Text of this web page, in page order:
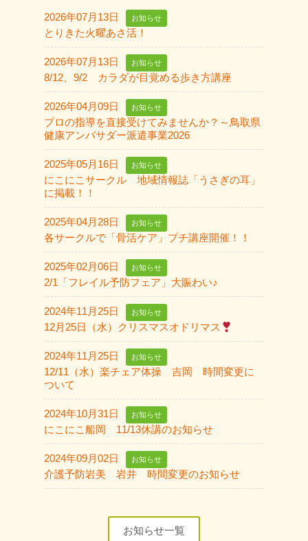
2026年07月13日 お知らせ
とりきた火曜あさ活！
2026年07月13日 お知らせ
8/12、9/2 カラダが目覚める歩き方講座
2026年04月09日 お知らせ
プロの指導を直接受けてみませんか？～鳥取県
健康アンバサダー派遣事業2026
2025年05月16日 お知らせ
にこにこサークル 地域情報誌「うさぎの耳」
に掲載！！
2025年04月28日 お知らせ
各サークルで「骨活ケア」プチ講座開催！！
2025年02月06日 お知らせ
2/1「フレイル予防フェア」大賑わい♪
2024年11月25日 お知らせ
12月25日（水）クリスマスオドリマス
2024年11月25日 お知らせ
12/11（水）楽チェア体操 吉岡 時間変更に
ついて
2024年10月31日 お知らせ
にこにこ船岡 11/13休講のお知らせ
2024年09月02日 お知らせ
介護予防岩美 岩井 時間変更のお知らせ
お知らせ一覧